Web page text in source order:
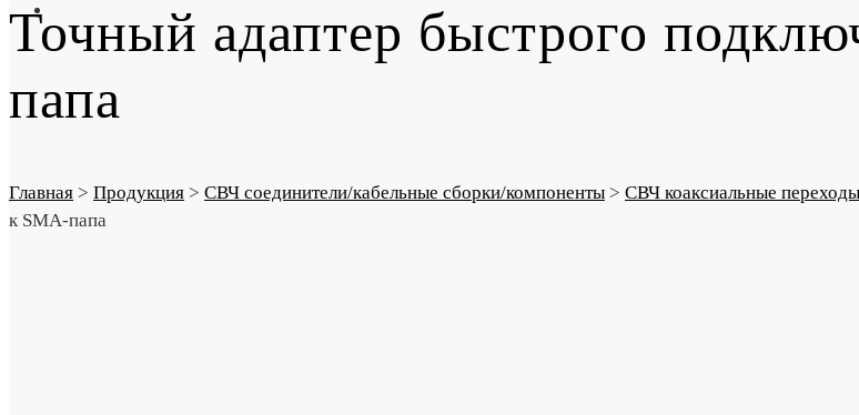
Точный адаптер быстрого
папа
Главная > Продукция > СВЧ соединители/кабельные сборки/компоненты > СВЧ коаксиальные переходы
к SMA-папа